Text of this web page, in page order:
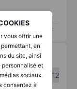
vous offrir une
en
du site, ainsi
et
sociaux.
consentez à
anglais)
T1
T2